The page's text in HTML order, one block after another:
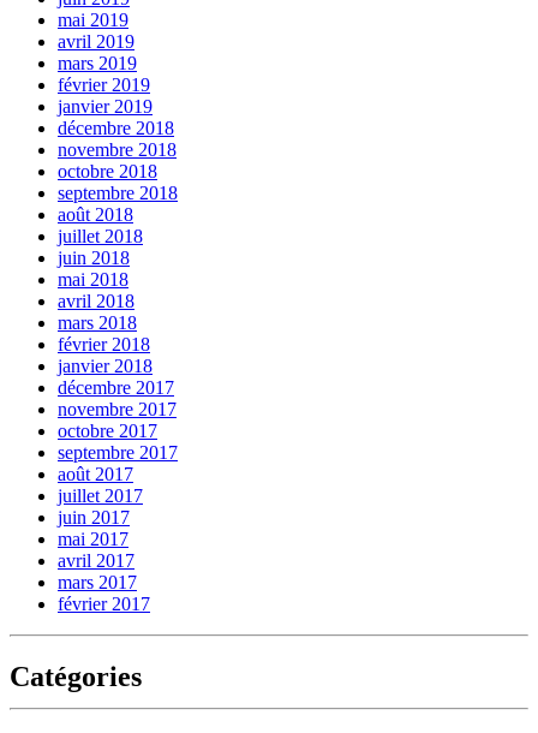
mai 2019
avril 2019
mars 2019
février 2019
janvier 2019
décembre 2018
novembre 2018
octobre 2018
septembre 2018
août 2018
juillet 2018
juin 2018
mai 2018
avril 2018
mars 2018
février 2018
janvier 2018
décembre 2017
novembre 2017
octobre 2017
septembre 2017
août 2017
juillet 2017
juin 2017
mai 2017
avril 2017
mars 2017
février 2017
Catégories